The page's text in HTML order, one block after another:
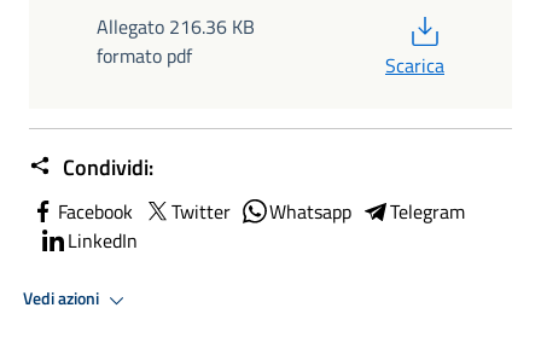
Allegato 216.36 KB
formato pdf
Scarica
Condividi:
Facebook Twitter Whatsapp
Telegram
LinkedIn
Vedi azioni